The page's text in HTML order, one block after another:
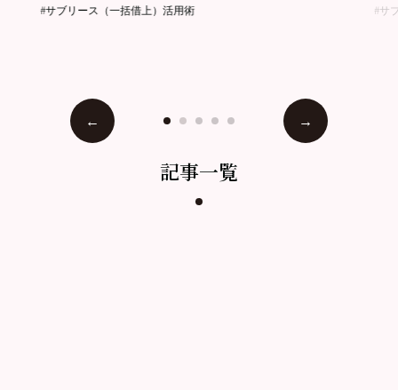
#サブリース（一括借上）活用術 #サ
記事一覧